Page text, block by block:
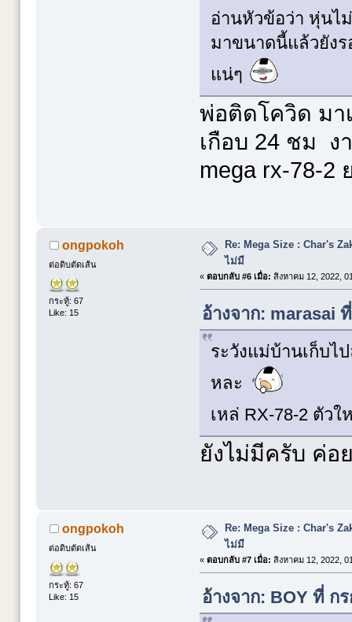
อ่านหัวข้อว่า หุ่นไ
มาขนาดนี้แล้วยังร
แน่ๆ
พ่อติดโควิด มา
เกือบ 24 ชม ง
mega rx-78-2
ongpokoh
ต่อดิบตัดเส้น
กระทู้: 67
Like: 15
Re: Mega Size : Char's
ไม่มี
« ตอบกลับ #6 เมื่อ: สิงหาคม 12, 2022,
อ้างจาก: marasai
ระวังแม่บ้านเก็บไ
หละ
เหล่ RX-78-2 ตัว
ยังไม่มีครับ ค่อ
ongpokoh
ต่อดิบตัดเส้น
กระทู้: 67
Like: 15
Re: Mega Size : Char's
ไม่มี
« ตอบกลับ #7 เมื่อ: สิงหาคม 12, 2022,
อ้างจาก: BOY ที่ ก